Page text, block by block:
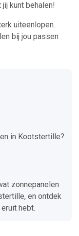
kunt behalen!
uiteenlopen.
bij jou passen
in Kootstertille?
zonnepanelen
en ontdek
hebt.